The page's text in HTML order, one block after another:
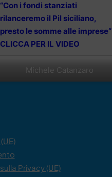
Michele Catanzaro
“Con i fondi stanziati
rilanceremo il Pil siciliano,
presto le somme alle imprese”
CLICCA PER IL VIDEO
Privacy (UE)